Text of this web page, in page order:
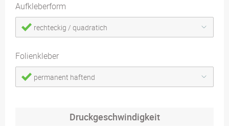
Aufkleberform
rechteckig / quadratich
Folienkleber
permanent haftend
Druckgeschwindigkeit